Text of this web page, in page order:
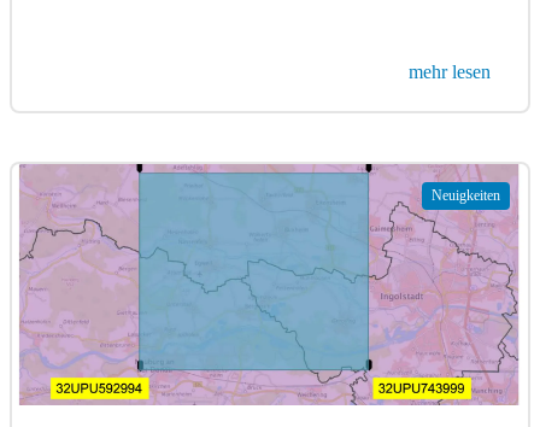
mehr lesen
Neuigkeiten